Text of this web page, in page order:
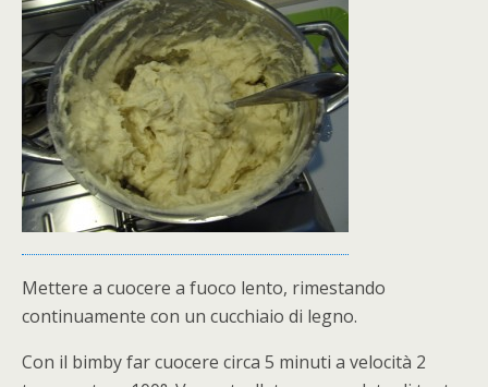
Mettere a cuocere a fuoco lento, rimestando
continuamente con un cucchiaio di legno.
Con il bimby far cuocere circa 5 minuti a velocità 2